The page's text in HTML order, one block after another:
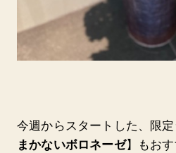
今週からスタートした、限定
まかないボロネーゼ】もお